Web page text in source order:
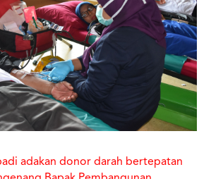
adakan donor darah bertepatan